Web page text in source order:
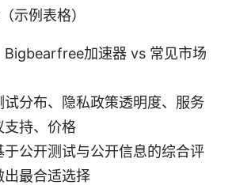
示例表格）
Bigbearfree加速器 vs 常见市场
分布、隐私政策透明度、服务
支持、价格
于公开测试与公开信息的综合评
出最合适选择